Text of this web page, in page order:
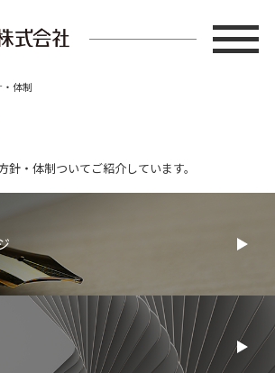
体制
針・体制ついてご紹介しています。